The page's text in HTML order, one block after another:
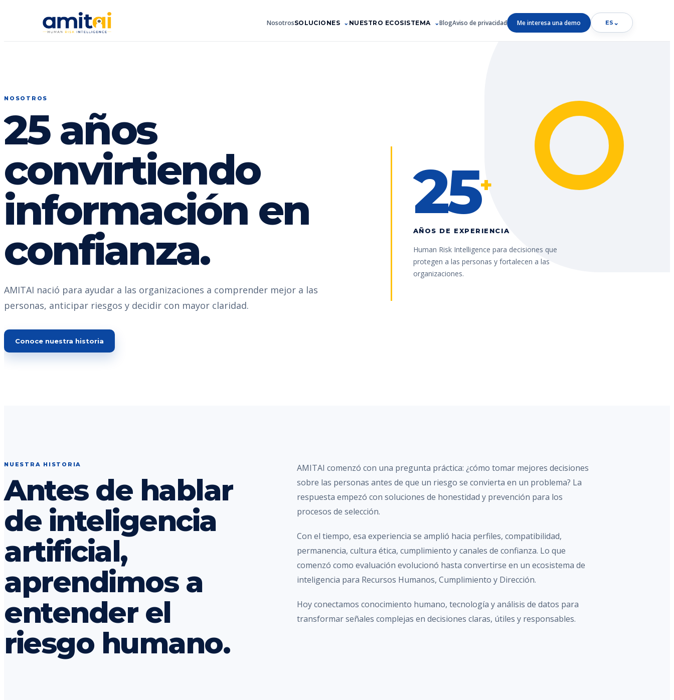
NosotrosSOLUCIONES NUESTRO ECOSISTEMA BlogAviso de privacidad Me interesa una demo ES ⌄
NOSOTROS
25 años
convirtiendo
información en
confianza.
AMITAI nació para ayudar a las organizaciones a comprender mejor a las
personas, anticipar riesgos y decidir con mayor claridad.
Conoce nuestra historia
25+
AÑOS DE EXPERIENCIA
Human Risk Intelligence para decisiones que
protegen a las personas y fortalecen a las
organizaciones.
NUESTRA HISTORIA
Antes de hablar
de inteligencia
artificial,
aprendimos a
entender el
riesgo humano.
AMITAI comenzó con una pregunta práctica: ¿cómo tomar mejores decisiones
sobre las personas antes de que un riesgo se convierta en un problema? La
respuesta empezó con soluciones de honestidad y prevención para los
procesos de selección.
Con el tiempo, esa experiencia se amplió hacia perfiles, compatibilidad,
permanencia, cultura ética, cumplimiento y canales de confianza. Lo que
comenzó como evaluación evolucionó hasta convertirse en un ecosistema de
inteligencia para Recursos Humanos, Cumplimiento y Dirección.
Hoy conectamos conocimiento humano, tecnología y análisis de datos para
transformar señales complejas en decisiones claras, útiles y responsables.